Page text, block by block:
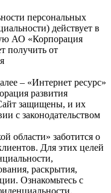
персональных
действует в
АО «Корпорация
получить от
– «Интернет ресурс»
развития
защищены, и их
с законодательством
области» заботится о
Для этих целей
раскрытия,
Ознакомьтесь с